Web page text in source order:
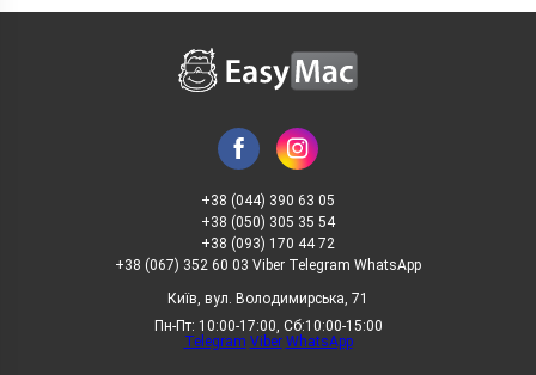
+38 (044) 390 63 05
+38 (050) 305 35 54
+38 (093) 170 44 72
+38 (067) 352 60 03 Viber Telegram WhatsApp
Київ, вул. Володимирська, 71
Пн-Пт: 10:00-17:00, Сб:10:00-15:00
Telegram Viber WhatsApp